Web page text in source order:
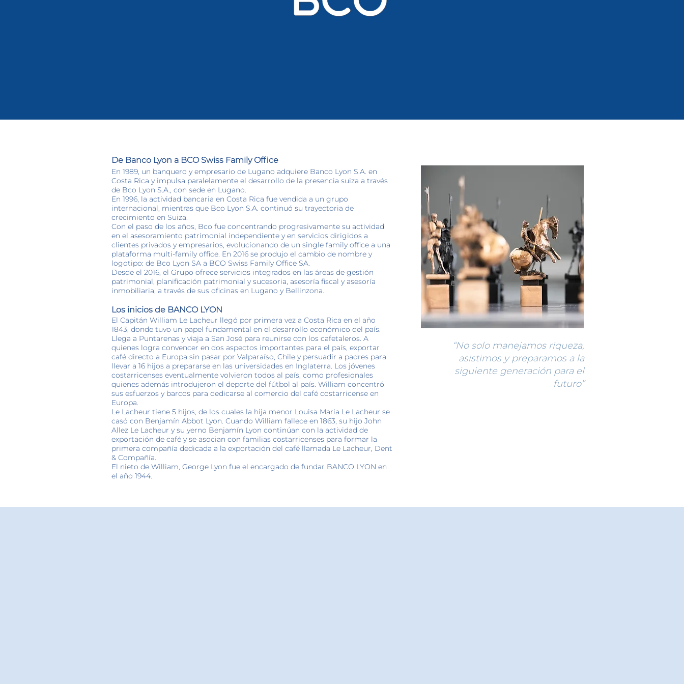
De Banco Lyon a BCO Swiss Family Office
En 1989, un banquero y empresario de Lugano adquiere Banco Lyon S.A. en
Costa Rica y impulsa paralelamente el desarrollo de la presencia suiza a través
de Bco Lyon S.A., con sede en Lugano.
En 1996, la actividad bancaria en Costa Rica fue vendida a un grupo
internacional, mientras que Bco Lyon S.A. continuó su trayectoria de
crecimiento en Suiza.
Con el paso de los años, Bco fue concentrando progresivamente su actividad
en el asesoramiento patrimonial independiente y en servicios dirigidos a
clientes privados y empresarios, evolucionando de un single family office a una
plataforma multi-family office. En 2016 se produjo el cambio de nombre y
logotipo: de Bco Lyon SA a BCO Swiss Family Office SA.
Desde el 2016, el Grupo ofrece servicios integrados en las áreas de gestión
patrimonial, planificación patrimonial y sucesoria, asesoría fiscal y asesoría
inmobiliaria, a través de sus oficinas en Lugano y Bellinzona.
Los inicios de BANCO LYON
El Capitán William Le Lacheur llegó por primera vez a Costa Rica en el año
1843, donde tuvo un papel fundamental en el desarrollo económico del país.
Llega a Puntarenas y viaja a San José para reunirse con los cafetaleros. A
quienes logra convencer en dos aspectos importantes para el país, exportar
café directo a Europa sin pasar por Valparaíso, Chile y persuadir a padres para
llevar a 16 hijos a prepararse en las universidades en Inglaterra. Los jóvenes
costarricenses eventualmente volvieron todos al país, como profesionales
quienes además introdujeron el deporte del fútbol al país. William concentró
sus esfuerzos y barcos para dedicarse al comercio del café costarricense en
Europa.
Le Lacheur tiene 5 hijos, de los cuales la hija menor Louisa Maria Le Lacheur se
casó con Benjamín Abbot Lyon. Cuando William fallece en 1863, su hijo John
Allez Le Lacheur y su yerno Benjamín Lyon continúan con la actividad de
exportación de café y se asocian con familias costarricenses para formar la
primera compañía dedicada a la exportación del café llamada Le Lacheur, Dent
& Compañía.
El nieto de William, George Lyon fue el encargado de fundar BANCO LYON en
el año 1944.
“No solo manejamos riqueza,
asistimos y preparamos a la
siguiente generación para el
futuro”